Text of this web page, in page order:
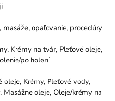
masáže, opaľovanie, procedúry
Krémy na tvár, Pleťové oleje,
po holení
oleje, Krémy, Pleťové vody,
Masážne oleje, Oleje/krémy na